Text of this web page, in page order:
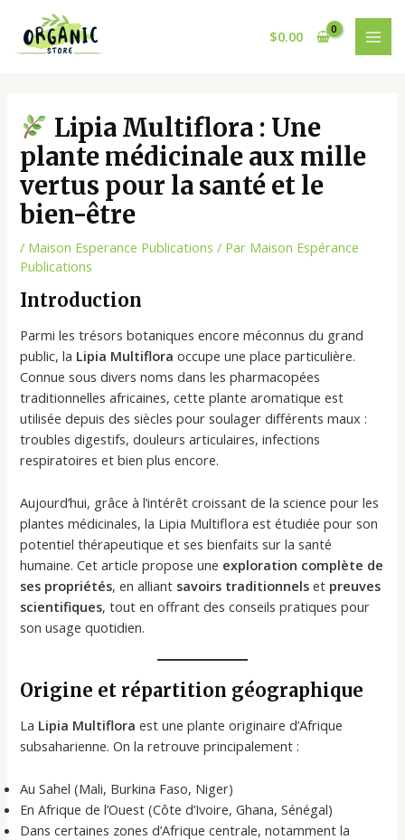
contenu
$0.00
Lipia Multiflora : Une
plante médicinale aux mille
vertus pour la santé et le
bien-être
/ Maison Esperance Publications / Par Maison Espérance
Publications
Introduction
Parmi les trésors botaniques encore méconnus du grand
public, la Lipia Multiflora occupe une place particulière.
Connue sous divers noms dans les pharmacopées
traditionnelles africaines, cette plante aromatique est
utilisée depuis des siècles pour soulager différents maux :
troubles digestifs, douleurs articulaires, infections
respiratoires et bien plus encore.
Aujourd’hui, grâce à l’intérêt croissant de la science pour les
plantes médicinales, la Lipia Multiflora est étudiée pour son
potentiel thérapeutique et ses bienfaits sur la santé
humaine. Cet article propose une exploration complète de
ses propriétés, en alliant savoirs traditionnels et preuves
scientifiques, tout en offrant des conseils pratiques pour
son usage quotidien.
Origine et répartition géographique
La Lipia Multiflora est une plante originaire d’Afrique
subsaharienne. On la retrouve principalement :
Au Sahel (Mali, Burkina Faso, Niger)
En Afrique de l’Ouest (Côte d’Ivoire, Ghana, Sénégal)
Dans certaines zones d’Afrique centrale, notamment la
navigation